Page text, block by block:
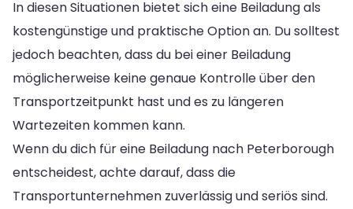
In diesen Situationen bietet sich eine Beiladung als
kostengünstige und praktische Option an. Du solltest
jedoch beachten, dass du bei einer Beiladung
möglicherweise keine genaue Kontrolle über den
Transportzeitpunkt hast und es zu längeren
Wartezeiten kommen kann.
Wenn du dich für eine Beiladung nach Peterborough
entscheidest, achte darauf, dass die
Transportunternehmen zuverlässig und seriös sind.